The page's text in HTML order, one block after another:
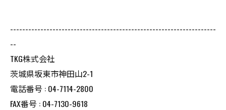
--------------------------------------------------------------------
--
TKG株式会社
茨城県坂東市神田山2-1
電話番号 : 04-7114-2800
FAX番号 : 04-7130-9618